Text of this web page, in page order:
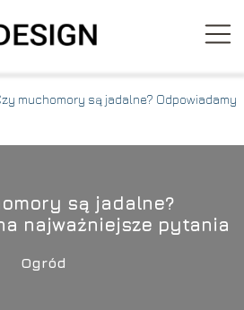
muchomory są jadalne? Odpowiadamy
są jadalne?
najważniejsze pytania
Ogród